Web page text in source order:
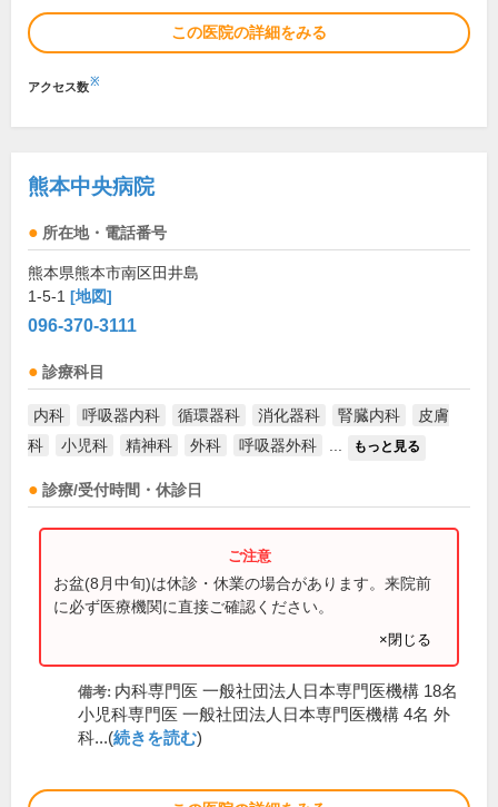
この医院の詳細をみる
アクセス数※
熊本中央病院
所在地・電話番号
熊本県熊本市南区田井島
1-5-1 [地図]
096-370-3111
診療科目
内科 呼吸器内科 循環器科 消化器科 腎臓内科
皮膚
科
小児科 精神科 外科 呼吸器外科 もっと見る
診療/受付時間・休診日
お盆(8月中旬)は休診・休業の場合があります。来院前
に必ず医療機関に直接ご確認ください。
×閉じる
備考: 内科専門医 一般社団法人日本専門医機構 18名
小児科専門医 一般社団法人日本専門医機構 4名 外
科...(続きを読む)